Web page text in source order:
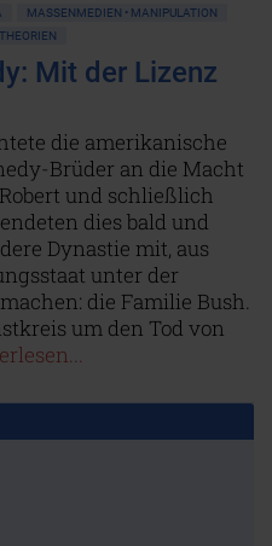
MASSENMEDIEN • MANIPULATION
Mit der Lizenz
die amerikanische
Brüder an die Macht
und schließlich
dies bald und
Dynastie mit, aus
unter der
die Familie Bush.
um den Tod von